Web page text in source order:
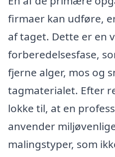
firmaer kan udføre,
af taget. Dette er en
forberedelsesfase,
fjerne alger, mos og
tagmaterialet. Efter
lokke til, at en
anvender
malingstyper, som